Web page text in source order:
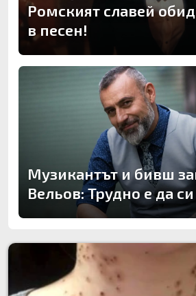
Ромският славей
в песен!
Музикантът и бивш
Вельов: Трудно е да